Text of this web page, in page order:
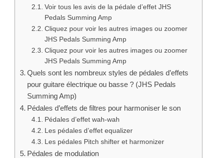
Voir tous les avis de la pédale d’effet JHS
Pedals Summing Amp
Cliquez pour voir les autres images ou zoomer
JHS Pedals Summing Amp
Cliquez pour voir les autres images ou zoomer
JHS Pedals Summing Amp
Quels sont les nombreux styles de pédales d’effets
pour guitare électrique ou basse ? (JHS Pedals
Summing Amp)
Pédales d’effets de filtres pour harmoniser le son
Pédales d’effet wah-wah
Les pédales d’effet equalizer
Les pédales Pitch shifter et harmonizer
Pédales de modulation